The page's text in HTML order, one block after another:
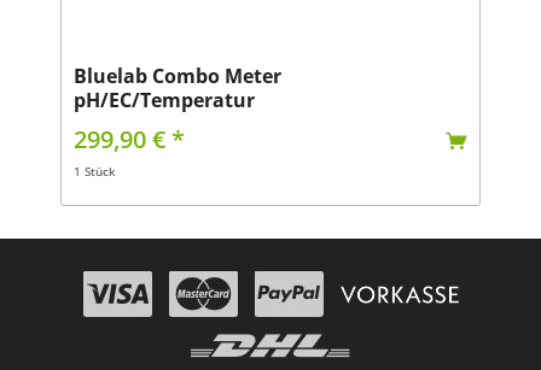
Bluelab Combo Meter
pH/EC/Temperatur
299,90 € *
1 Stück